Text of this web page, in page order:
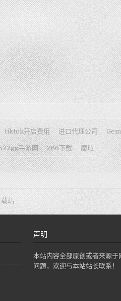
tiktok开店费用 进口代理公司
手游网 266下载 魔域
站
声明
本站内容全部原创或者来源于
问题，欢迎与本站站长联系！